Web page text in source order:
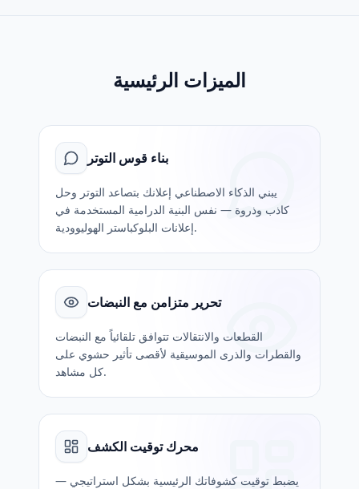
الميزات الرئيسية
بناء قوس التوتر
يبني الذكاء الاصطناعي إعلانك بتصاعد التوتر وحل
كاذب وذروة — نفس البنية الدرامية المستخدمة في
إعلانات البلوكباستر الهوليوودية.
تحرير متزامن مع النبضات
القطعات والانتقالات تتوافق تلقائياً مع النبضات
والقطرات والذرى الموسيقية لأقصى تأثير حشوي على
كل مشاهد.
محرك توقيت الكشف
يضبط توقيت كشوفاتك الرئيسية بشكل استراتيجي —